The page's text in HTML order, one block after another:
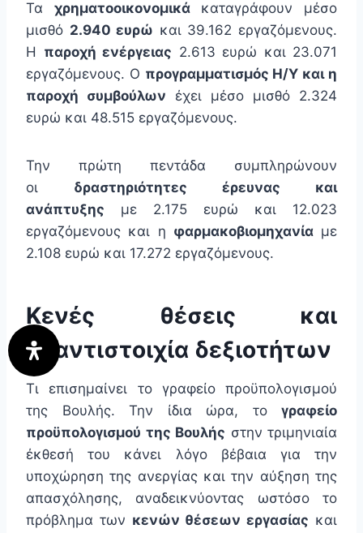
Τα χρηματοοικονομικάκαταγράφουν μέσο
μισθό 2.940 ευρώ και 39.162 εργαζόμενους.
Η παροχή ενέργειας 2.613 ευρώ και 23.071
εργαζόμενους. Ο προγραμματισμός Η/Υ και η
παροχή συμβούλων έχει μέσο μισθό 2.324
ευρώ και 48.515 εργαζόμενους.
Την πρώτη πεντάδα συμπληρώνουν
οι δραστηριότητες έρευνας και
ανάπτυξης με 2.175 ευρώ και 12.023
εργαζόμενους και η φαρμακοβιομηχανίαμε
2.108 ευρώ και 17.272 εργαζόμενους.
Κενές θέσεις και
αναντιστοιχία δεξιοτήτων
Τι επισημαίνει το γραφείο προϋπολογισμού
της Βουλής. Την ίδια ώρα, το γραφείο
προϋπολογισμού της Βουλής στην τριμηνιαία
έκθεσή του κάνει λόγο βέβαια για την
υποχώρηση της ανεργίας και την αύξηση της
απασχόλησης, αναδεικνύοντας ωστόσο το
πρόβλημα των κενών θέσεων εργασίας και